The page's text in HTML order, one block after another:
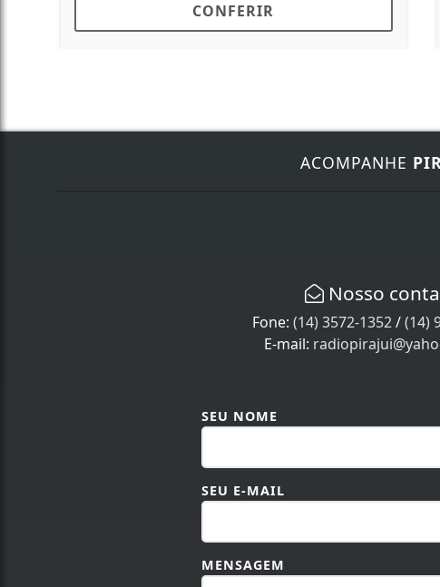
CONFERIR
ACOMPANHE
Nosso
Fone:(14) 3572-1352/(14)
E-mail:
SEU NOME
SEU E-MAIL
MENSAGEM